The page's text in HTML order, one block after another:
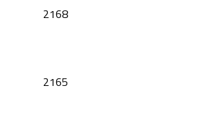
2168
2165